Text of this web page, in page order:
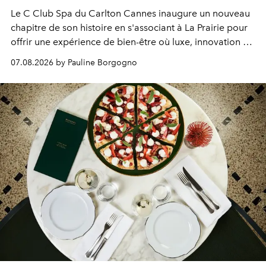
Le C Club Spa du Carlton Cannes inaugure un nouveau
chapitre de son histoire en s'associant à La Prairie pour
offrir une expérience de bien-être où luxe, innovation et
07.08.2026 by Pauline Borgogno